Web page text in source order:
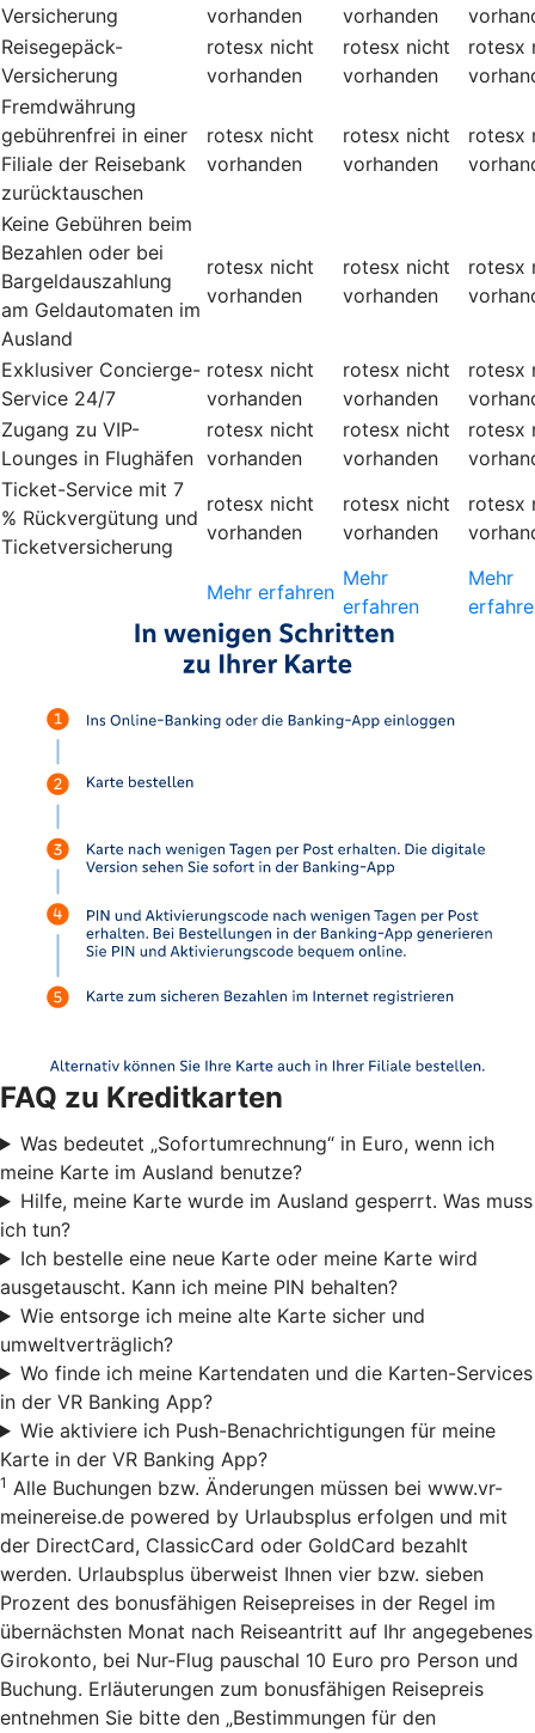
Versicherung
vorhanden
vorhanden
Reisegepäck-
Versicherung
rotesx nicht
vorhanden
rotesx nicht
vorhanden
rotesx
Fremdwährung
gebührenfrei in einer
Filiale der Reisebank
zurücktauschen
rotesx nicht
vorhanden
rotesx nicht
vorhanden
rotesx
Keine Gebühren beim
Bezahlen oder bei
Bargeldauszahlung
am Geldautomaten im
Ausland
rotesx nicht
vorhanden
rotesx nicht
vorhanden
rotesx
Exklusiver Concierge-
Service 24/7
rotesx nicht
vorhanden
rotesx nicht
vorhanden
rotesx
Zugang zu VIP-
Lounges in Flughäfen
rotesx nicht
vorhanden
rotesx nicht
vorhanden
rotesx
Ticket-Service mit 7
% Rückvergütung und
Ticketversicherung
rotesx nicht
vorhanden
rotesx nicht
vorhanden
rotesx
Mehr erfahren
Mehr
erfahren
Mehr
FAQ zu Kreditkarten
Was bedeutet „Sofortumrechnung“ in Euro, wenn ich
meine Karte im Ausland benutze?
Hilfe, meine Karte wurde im Ausland gesperrt. Was muss
ich tun?
Ich bestelle eine neue Karte oder meine Karte wird
ausgetauscht. Kann ich meine PIN behalten?
Wie entsorge ich meine alte Karte sicher und
umweltverträglich?
Wo finde ich meine Kartendaten und die Karten-Services
in der VR Banking App?
Wie aktiviere ich Push-Benachrichtigungen für meine
Karte in der VR Banking App?
1 Alle Buchungen bzw. Änderungen müssen bei www.vr-
meinereise.de powered by Urlaubsplus erfolgen und mit
der DirectCard, ClassicCard oder GoldCard bezahlt
werden. Urlaubsplus überweist Ihnen vier bzw. sieben
Prozent des bonusfähigen Reisepreises in der Regel im
übernächsten Monat nach Reiseantritt auf Ihr angegebenes
Girokonto, bei Nur-Flug pauschal 10 Euro pro Person und
Buchung. Erläuterungen zum bonusfähigen Reisepreis
entnehmen Sie bitte den „Bestimmungen für den